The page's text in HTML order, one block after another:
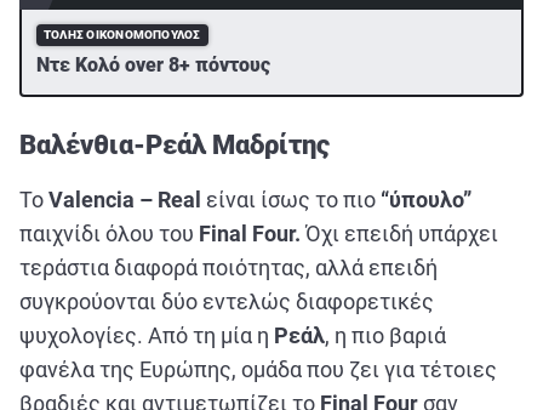
ΤΌΛΗΣ ΟΙΚΟΝΟΜΌΠΟΥΛΟΣ
Ντε Κολό over 8+ πόντους
Βαλένθια-Ρεάλ Μαδρίτης
ΤοValencia – Real είναι ίσως το πιο “ύπουλο”
παιχνίδι όλου του Final Four. Όχι επειδή υπάρχει
τεράστια διαφορά ποιότητας, αλλά επειδή
συγκρούονται δύο εντελώς διαφορετικές
ψυχολογίες. Από τη μία η Ρεάλ, η πιο βαριά
φανέλα της Ευρώπης, ομάδα που ζει για τέτοιες
βραδιές και αντιμετωπίζει το Final Fourσαν